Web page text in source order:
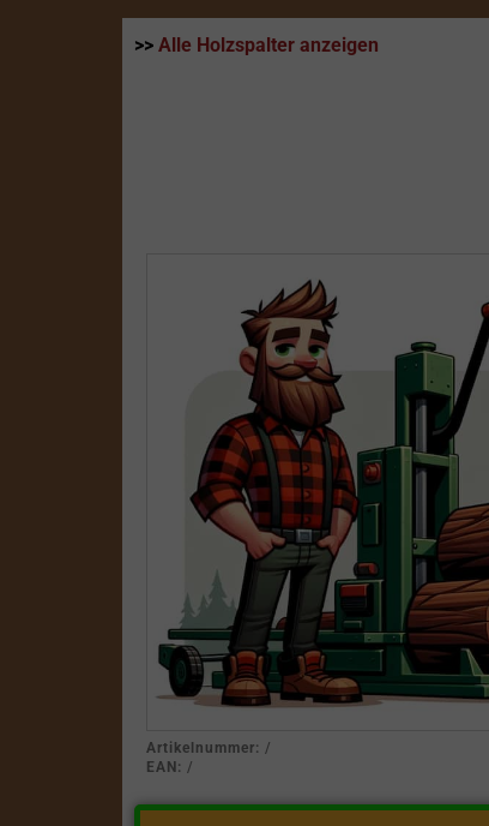
>> Alle Holzspalter anzeigen
Artikelnummer: /
EAN: /